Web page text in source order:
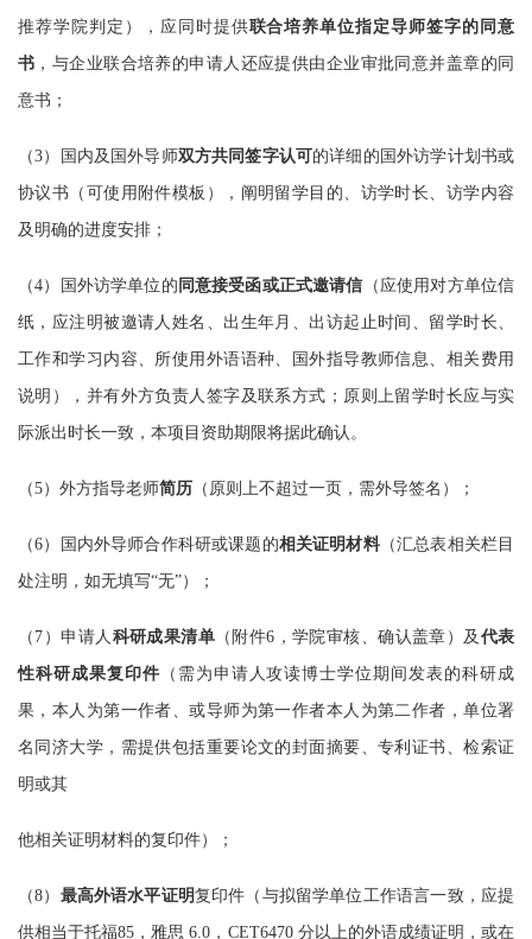
推荐学院判定），应同时提供联合培养单位指定导师签字的同意
书 ，与企业联合培养的申请人还应提供由企业审批同意并盖章的同
意书；
（3）国内及国外导师双方共同签字认可的详细的国外访学计划书或
协议书（可使用附件模板）， 阐明留学目的、访学时长、访学内容
及明确的进度安排；
（4）国外访学单位的 同意接受函或正式邀请信 （应使用对方单位信
纸，应注明被邀请人姓名、出生年月、出访起止时间、留学时长、
工作和学习内容、所使用外语语种、国外指导教师信息、相关费用
说明），并有外方负责人签字及联系方式； 原则上留学时长应与实
际派出时长一致，本项目资助期限将据此确认。
（5）外方指导老师简历 （原则上不超过一页，需外导签名）；
（6）国内外导师合作科研或课题的相关证明材料（汇总表相关栏目
处注明，如无填写“无”）；
（ 7）申请人 科研成果清单（附件6，学院审核、确认盖章）及 代表
性科研成果复印件 （需为申请人攻读博士学位期间发表的科研成
果，本人为第一作者、或导师为第一作者本人为第二作者，单位署
名同济大学，需提供包括重要论文的封面摘要、专利证书、检索证
明或其
他相关证明材料的复印件）；
（8） 最高外语水平证明复印件（与拟留学单位工作语言一致，应提
供相当于托福85，雅思 6.0，CET6470 分以上的外语成绩证明，或在